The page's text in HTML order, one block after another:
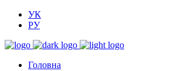
УК
РУ
Головна